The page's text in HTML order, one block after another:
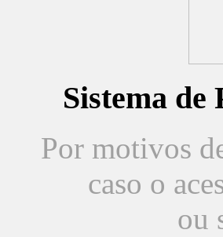
Sistema de
Por motivos
caso o
ou